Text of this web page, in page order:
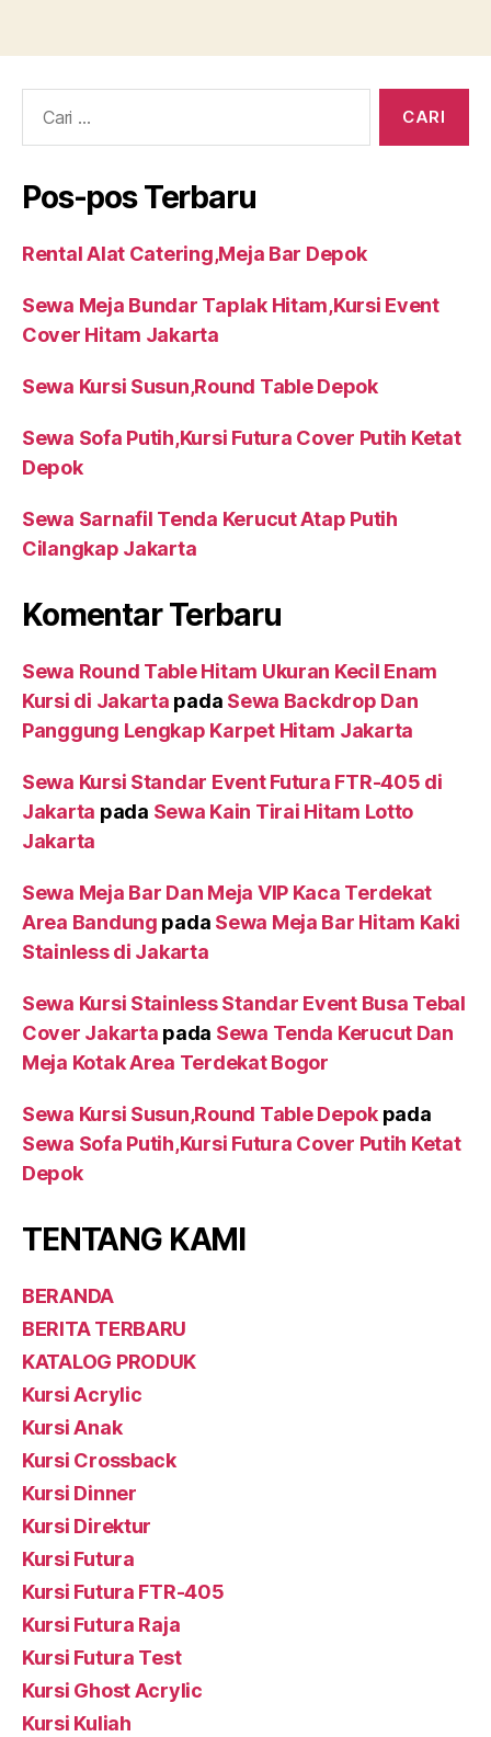
Pos-pos Terbaru
Rental Alat Catering,Meja Bar Depok
Sewa Meja Bundar Taplak Hitam,Kursi Event
Cover Hitam Jakarta
Sewa Kursi Susun,Round Table Depok
Sewa Sofa Putih,Kursi Futura Cover Putih Ketat
Depok
Sewa Sarnafil Tenda Kerucut Atap Putih
Cilangkap Jakarta
Komentar Terbaru
Sewa Round Table Hitam Ukuran Kecil Enam
Kursi di Jakarta pada Sewa Backdrop Dan
Panggung Lengkap Karpet Hitam Jakarta
Sewa Kursi Standar Event Futura FTR-405 di
Jakarta pada Sewa Kain Tirai Hitam Lotto
Jakarta
Sewa Meja Bar Dan Meja VIP Kaca Terdekat
Area Bandung pada Sewa Meja Bar Hitam Kaki
Stainless di Jakarta
Sewa Kursi Stainless Standar Event Busa Tebal
Cover Jakarta pada Sewa Tenda Kerucut Dan
Meja Kotak Area Terdekat Bogor
Sewa Kursi Susun,Round Table Depokpada
Sewa Sofa Putih,Kursi Futura Cover Putih Ketat
Depok
TENTANG KAMI
BERANDA
BERITA TERBARU
KATALOG PRODUK
Kursi Acrylic
Kursi Anak
Kursi Crossback
Kursi Dinner
Kursi Direktur
Kursi Futura
Kursi Futura FTR-405
Kursi Futura Raja
Kursi Futura Test
Kursi Ghost Acrylic
Kursi Kuliah